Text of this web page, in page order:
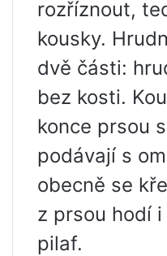
rozříznout,
kousky.
dvě části:
bez kosti.
konce prsou
podávají s
obecně se
z prsou hodí
pilaf.